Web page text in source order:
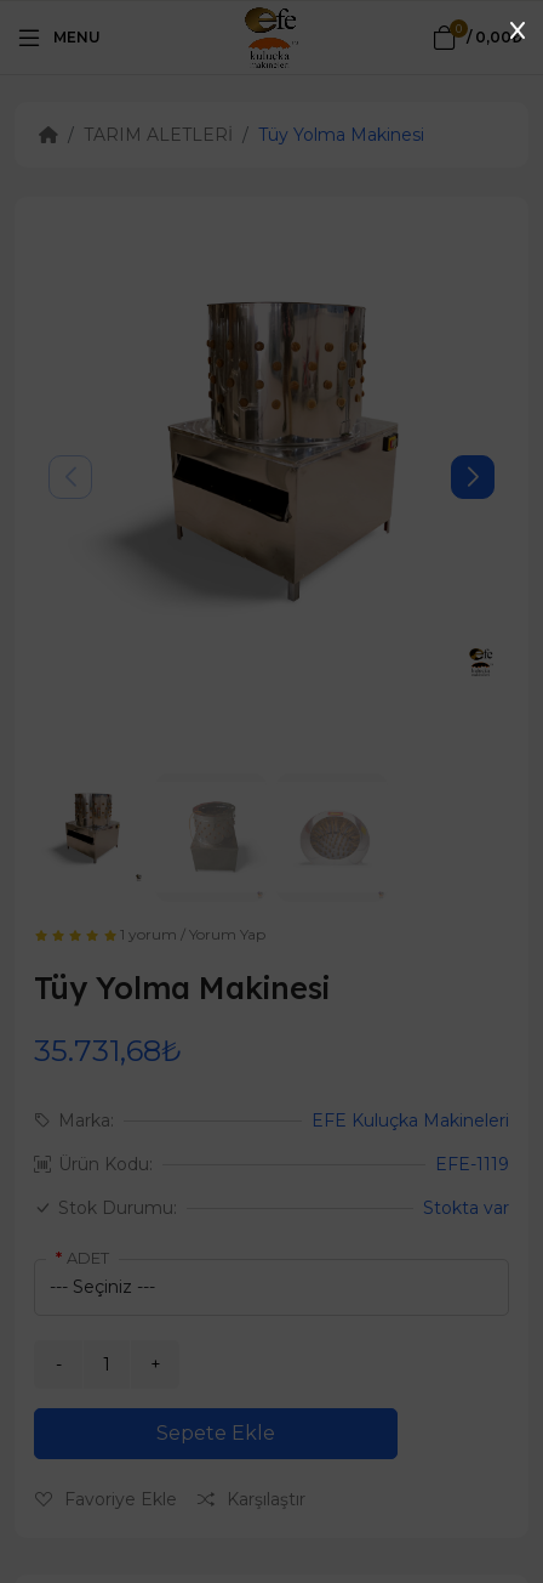
MENU 0 / 0,00₺
TARIM ALETLERİ Tüy Yolma Makinesi
1 yorum /Yorum Yap
Tüy Yolma Makinesi
35.731,68₺
Marka:
EFE Kuluçka Makineleri
Ürün Kodu:
EFE-1119
Stok Durumu:
Stokta var
ADET
Sepete Ekle
Favoriye Ekle Karşılaştır